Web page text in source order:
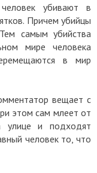
убивают в
Причем убийцы
самым убийства
мире человека
в мир
вещает с
этом сам млеет от
улице и подходят
человек то, что